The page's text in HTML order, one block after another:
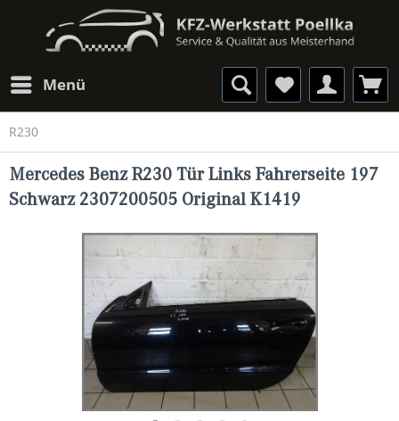
Menü
R230
Mercedes Benz R230 Tür Links Fahrerseite 197
Schwarz 2307200505 Original K1419